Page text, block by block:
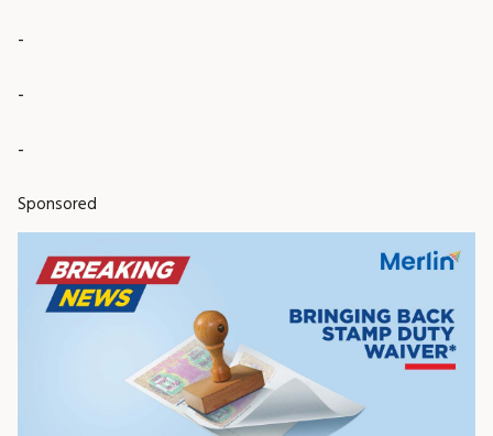
-
-
-
Sponsored